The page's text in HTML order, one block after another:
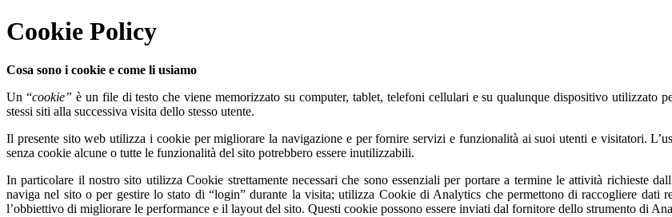
Cookie Policy
Cosa sono i cookie e come li usiamo
Un “cookie” è un file di testo che viene memorizzato su computer, tablet, telefoni cellulari e su qualunque dispositivo utilizzato
stessi siti alla successiva visita dello stesso utente.
Il presente sito web utilizza i cookie per migliorare la navigazione e per fornire servizi e funzionalità ai suoi utenti e visitatori.
senza cookie alcune o tutte le funzionalità del sito potrebbero essere inutilizzabili.
In particolare il nostro sito utilizza Cookie strettamente necessari che sono essenziali per portare a termine le attività richieste
naviga nel sito o per gestire lo stato di “login” durante la visita; utilizza Cookie di Analytics che permettono di raccogliere dati
l’obbiettivo di migliorare le performance e il layout del sito. Questi cookie possono essere inviati dal fornitore dello strumento di